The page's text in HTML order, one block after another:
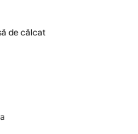
de călcat